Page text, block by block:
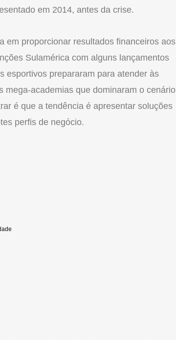
em 2014, antes da crise.
em proporcionar resultados financeiros aos
Sulamérica com alguns lançamentos
esportivos prepararam para atender às
mega-academias que dominaram o cenário
é que a tendência é apresentar soluções
perfis de negócio.